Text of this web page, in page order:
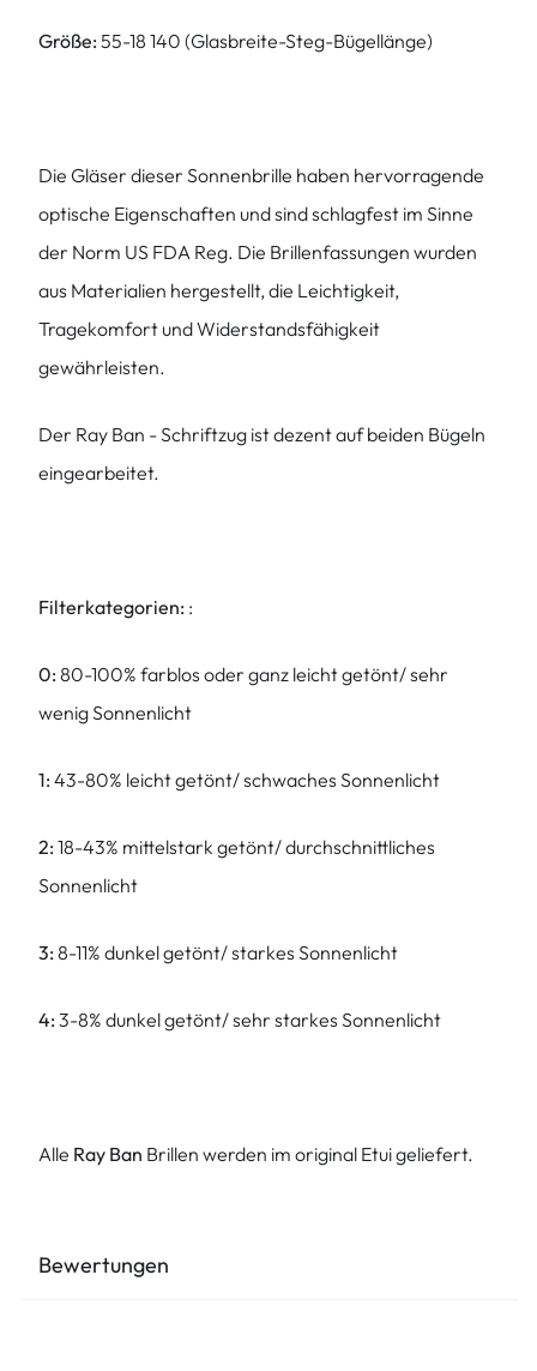
Größe: 55-18 140 (Glasbreite-Steg-Bügellänge)
Die Gläser dieser Sonnenbrille haben hervorragende
optische Eigenschaften und sind schlagfest im Sinne
der Norm US FDA Reg. Die Brillenfassungen wurden
aus Materialien hergestellt, die Leichtigkeit,
Tragekomfort und Widerstandsfähigkeit
gewährleisten.
Der Ray Ban - Schriftzug ist dezent auf beiden Bügeln
eingearbeitet.
Filterkategorien: :
0: 80-100% farblos oder ganz leicht getönt/ sehr
wenig Sonnenlicht
1: 43-80% leicht getönt/ schwaches Sonnenlicht
2: 18-43% mittelstark getönt/ durchschnittliches
Sonnenlicht
3: 8-11% dunkel getönt/ starkes Sonnenlicht
4: 3-8% dunkel getönt/ sehr starkes Sonnenlicht
Alle Ray Ban Brillen werden im original Etui geliefert.
Bewertungen